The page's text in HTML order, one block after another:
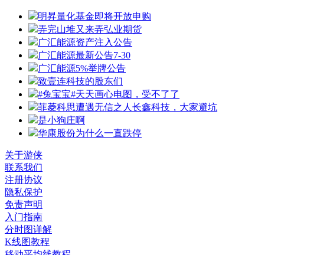
明昇量化基金即将开放申购
弄完山堆又来弄弘业期货
广汇能源资产注入公告
广汇能源最新公告7-30
广汇能源5%举牌公告
致壹连科技的股东们
#兔宝宝#天天画心电图，受不了了
菲菱科思遭遇无信之人长鑫科技，大家避坑
是小狗庄啊
华康股份为什么一直跌停
关于游侠
联系我们
注册协议
隐私保护
免责声明
入门指南
分时图详解
K线图教程